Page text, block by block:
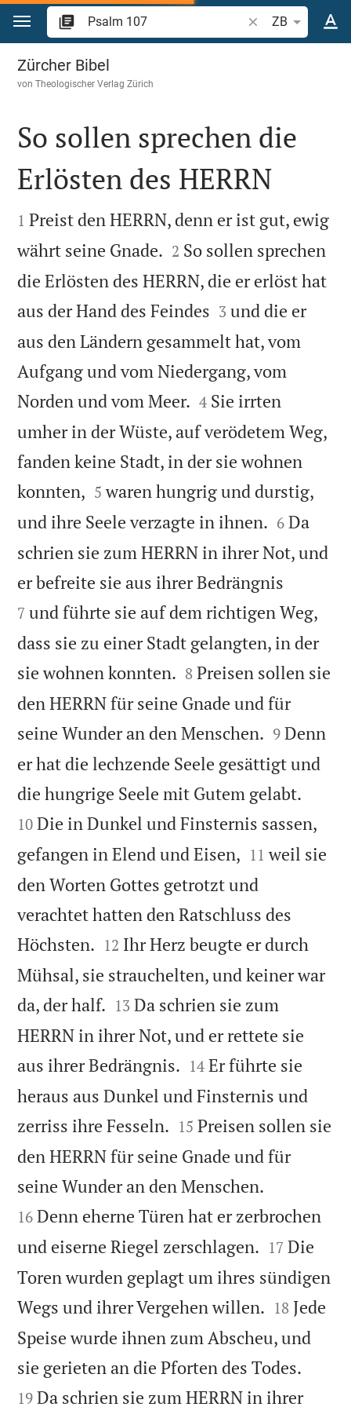
Zum Inhalt springen
Bibelstelle oder
ZB
Psalm 107
Zürcher Bibel
vonTheologischer Verlag Zürich

So sollen sprechen die
Erlösten des HERRN

1 Preist den HERRN, denn er ist gut, ewig
währt seine Gnade. 

2 So sollen sprechen
die Erlösten des HERRN, die er erlöst hat
aus der Hand des Feindes 

3 und die er
aus den Ländern gesammelt hat, vom
Aufgang und vom Niedergang, vom
Norden und vom Meer. 

4 Sie irrten
umher in der Wüste, auf verödetem Weg,
fanden keine Stadt, in der sie wohnen
konnten, 

5 waren hungrig und durstig,
und ihre Seele verzagte in ihnen. 

6 Da
schrien sie zum HERRN in ihrer Not, und
er befreite sie aus ihrer Bedrängnis
7 und führte sie auf dem richtigen Weg,
dass sie zu einer Stadt gelangten, in der
sie wohnen konnten. 

8 Preisen sollen sie
den HERRN für seine Gnade und für
seine Wunder an den Menschen. 

9 Denn
er hat die lechzende Seele gesättigt und
die hungrige Seele mit Gutem gelabt.
10 Die in Dunkel und Finsternis sassen,
gefangen in Elend und Eisen, 

11 weil sie
den Worten Gottes getrotzt und
verachtet hatten den Ratschluss des
Höchsten. 

12 Ihr Herz beugte er durch
Mühsal, sie strauchelten, und keiner war
da, der half. 

13 Da schrien sie zum
HERRN in ihrer Not, und er rettete sie
aus ihrer Bedrängnis. 

14 Er führte sie
heraus aus Dunkel und Finsternis und
zerriss ihre Fesseln. 

15 Preisen sollen sie
den HERRN für seine Gnade und für
seine Wunder an den Menschen.
16 Denn eherne Türen hat er zerbrochen
und eiserne Riegel zerschlagen. 

17 Die
Toren wurden geplagt um ihres sündigen
Wegs und ihrer Vergehen willen. 

18 Jede
Speise wurde ihnen zum Abscheu, und
sie gerieten an die Pforten des Todes.
19 Da schrien sie zum HERRN in ihrer